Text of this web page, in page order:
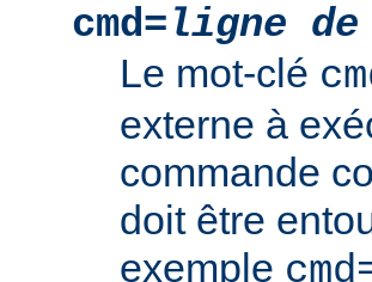
cmd=ligne de
Le mot-clé
externe à
commande
doit être
exemple